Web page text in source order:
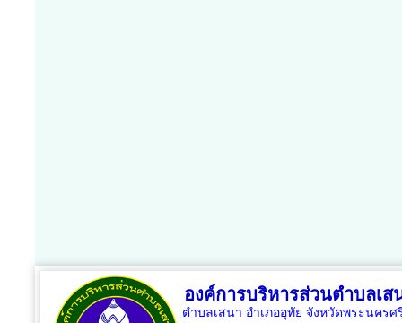
องค์การบริหารส่วนตำบลเส
ตำบลเสนา อำเภออุทัย จังหวัดพระนคร